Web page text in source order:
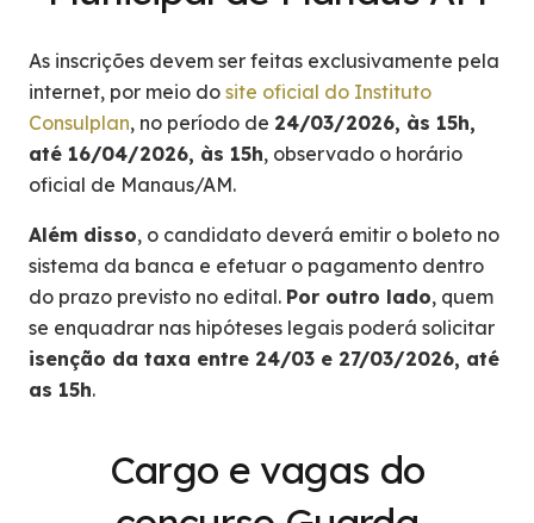
As inscrições devem ser feitas exclusivamente pela
internet, por meio do site oficial do Instituto
Consulplan, no período de 24/03/2026, às 15h,
até 16/04/2026, às 15h, observado o horário
oficial de Manaus/AM.
Além disso, o candidato deverá emitir o boleto no
sistema da banca e efetuar o pagamento dentro
do prazo previsto no edital. Por outro lado, quem
se enquadrar nas hipóteses legais poderá solicitar
isenção da taxa entre 24/03 e 27/03/2026, até
as 15h.
Cargo e vagas do